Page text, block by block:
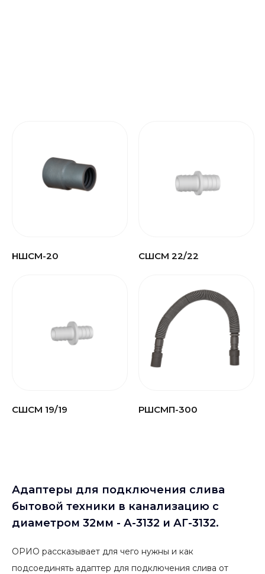
НШСМ-20 СШСМ 22/22
СШСМ 19/19 РШСМП-300
Адаптеры для подключения слива
бытовой техники в канализацию с
диаметром 32мм - А-3132 и АГ-3132.
ОРИО рассказывает для чего нужны и как
подсоединять адаптер для подключения слива от